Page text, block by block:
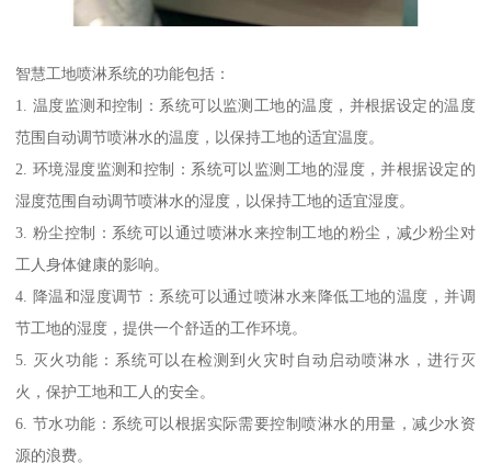
智慧工地喷淋系统的功能包括：
1. 温度监测和控制：系统可以监测工地的温度，并根据设定的温度
范围自动调节喷淋水的温度，以保持工地的适宜温度。
2. 环境湿度监测和控制：系统可以监测工地的湿度，并根据设定的
湿度范围自动调节喷淋水的湿度，以保持工地的适宜湿度。
3. 粉尘控制：系统可以通过喷淋水来控制工地的粉尘，减少粉尘对
工人身体健康的影响。
4. 降温和湿度调节：系统可以通过喷淋水来降低工地的温度，并调
节工地的湿度，提供一个舒适的工作环境。
5. 灭火功能：系统可以在检测到火灾时自动启动喷淋水，进行灭
火，保护工地和工人的安全。
6. 节水功能：系统可以根据实际需要控制喷淋水的用量，减少水资
源的浪费。